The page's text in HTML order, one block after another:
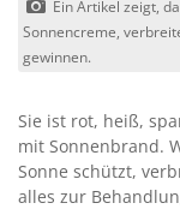
Ein Artikel zeigt,
Sonnencreme,
gewinnen.
Sie ist rot, heiß,
mit Sonnenbrand.
Sonne schützt,
alles zur